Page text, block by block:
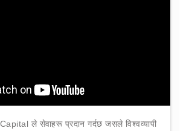
ले सेवाहरू प्रदान गर्दछ जसले विश्वव्यापी